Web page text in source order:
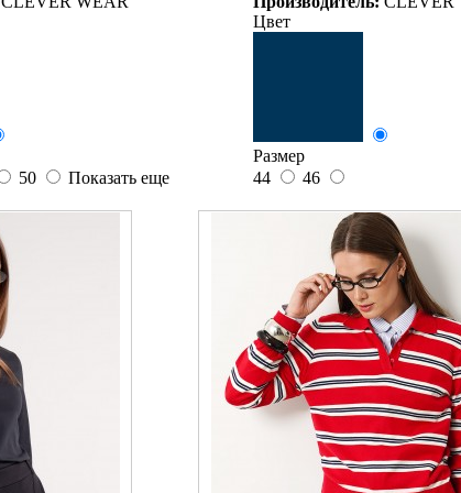
50 Показать еще
Цвет
Размер
44
46